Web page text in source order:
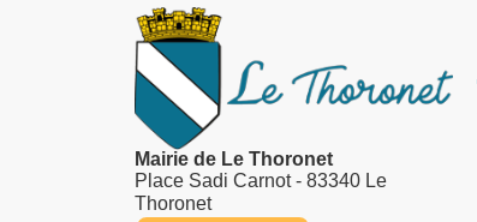
Mairie de Le Thoronet
Place Sadi Carnot - 83340 Le
Thoronet